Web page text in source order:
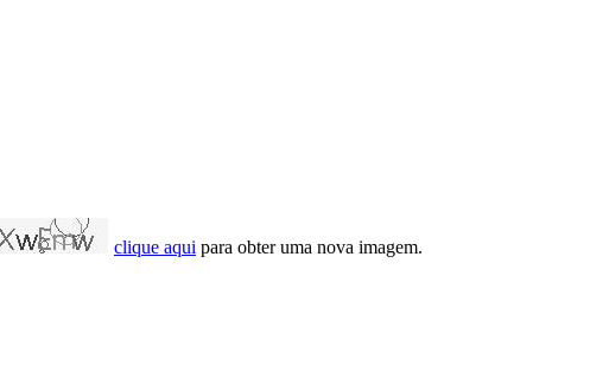
clique aqui para obter uma nova imagem.